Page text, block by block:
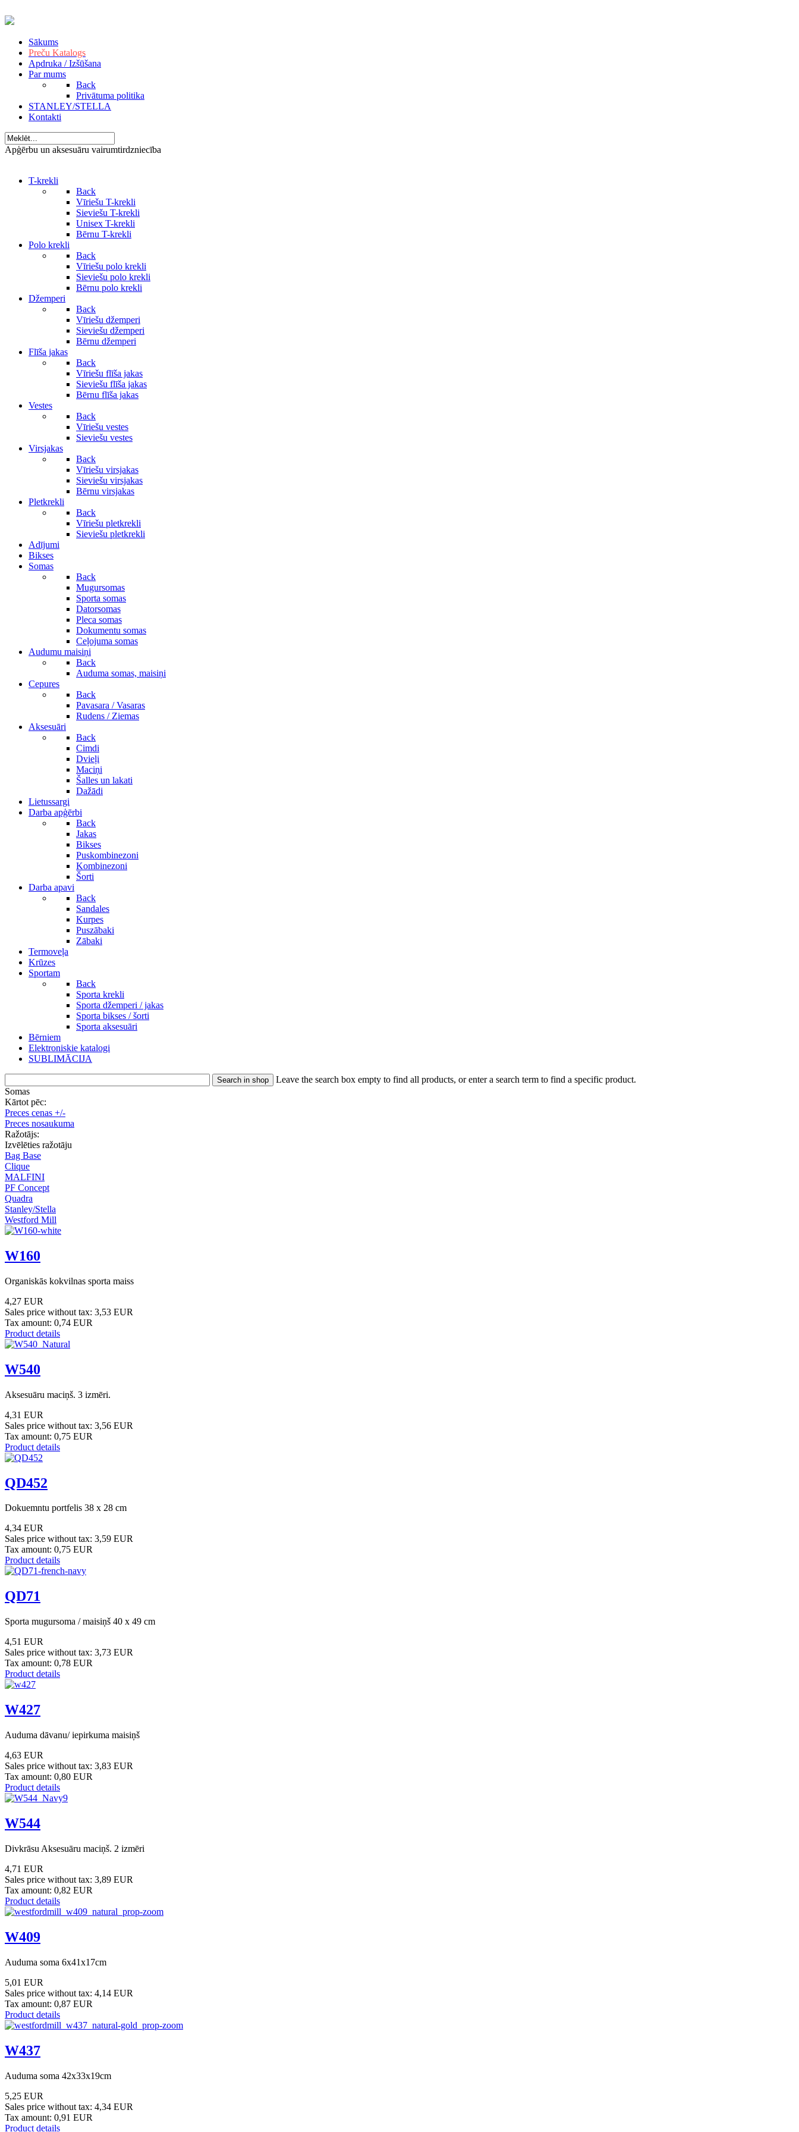
Sākums
Preču Katalogs
Apdruka / Izšūšana
Par mums
Back
Privātuma politika
STANLEY/STELLA
Kontakti
Apģērbu un aksesuāru vairumtirdzniecība
T-krekli
Back
Vīriešu T-krekli
Sieviešu T-krekli
Unisex T-krekli
Bērnu T-krekli
Polo krekli
Back
Vīriešu polo krekli
Sieviešu polo krekli
Bērnu polo krekli
Džemperi
Back
Vīriešu džemperi
Sieviešu džemperi
Bērnu džemperi
Flīša jakas
Back
Vīriešu flīša jakas
Sieviešu flīša jakas
Bērnu flīša jakas
Vestes
Back
Vīriešu vestes
Sieviešu vestes
Virsjakas
Back
Vīriešu virsjakas
Sieviešu virsjakas
Bērnu virsjakas
Pletkrekli
Back
Vīriešu pletkrekli
Sieviešu pletkrekli
Adījumi
Bikses
Somas
Back
Mugursomas
Sporta somas
Datorsomas
Pleca somas
Dokumentu somas
Ceļojuma somas
Audumu maisiņi
Back
Auduma somas, maisiņi
Cepures
Back
Pavasara / Vasaras
Rudens / Ziemas
Aksesuāri
Back
Cimdi
Dvieļi
Maciņi
Šalles un lakati
Dažādi
Lietussargi
Darba apģērbi
Back
Jakas
Bikses
Puskombinezoni
Kombinezoni
Šorti
Darba apavi
Back
Sandales
Kurpes
Puszābaki
Zābaki
Termoveļa
Krūzes
Sportam
Back
Sporta krekli
Sporta džemperi / jakas
Sporta bikses / šorti
Sporta aksesuāri
Bērniem
Elektroniskie katalogi
SUBLIMĀCIJA
Leave the search box empty to find all products, or enter a search term to find a specific product.
Somas
Kārtot pēc:
Preces cenas +/-
Preces nosaukuma
Ražotājs:
Izvēlēties ražotāju
Bag Base
Clique
MALFINI
PF Concept
Quadra
Stanley/Stella
Westford Mill
W160
Organiskās kokvilnas sporta maiss
4,27 EUR
Sales price without tax: 3,53 EUR
Tax amount: 0,74 EUR
Product details
W540
Aksesuāru maciņš. 3 izmēri.
4,31 EUR
Sales price without tax: 3,56 EUR
Tax amount: 0,75 EUR
Product details
QD452
Dokuemntu portfelis 38 x 28 cm
4,34 EUR
Sales price without tax: 3,59 EUR
Tax amount: 0,75 EUR
Product details
QD71
Sporta mugursoma / maisiņš 40 x 49 cm
4,51 EUR
Sales price without tax: 3,73 EUR
Tax amount: 0,78 EUR
Product details
W427
Auduma dāvanu/ iepirkuma maisiņš
4,63 EUR
Sales price without tax: 3,83 EUR
Tax amount: 0,80 EUR
Product details
W544
Divkrāsu Aksesuāru maciņš. 2 izmēri
4,71 EUR
Sales price without tax: 3,89 EUR
Tax amount: 0,82 EUR
Product details
W409
Auduma soma 6x41x17cm
5,01 EUR
Sales price without tax: 4,14 EUR
Tax amount: 0,87 EUR
Product details
W437
Auduma soma 42x33x19cm
5,25 EUR
Sales price without tax: 4,34 EUR
Tax amount: 0,91 EUR
Product details